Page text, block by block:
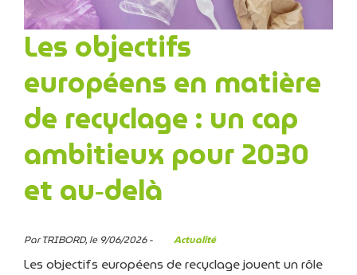
Les objectifs
européens en matière
de recyclage : un cap
ambitieux pour 2030
et au‑delà
Par TRIBORD, le 9/06/2026 - Actualité
Les objectifs européens de recyclage jouent un rôle